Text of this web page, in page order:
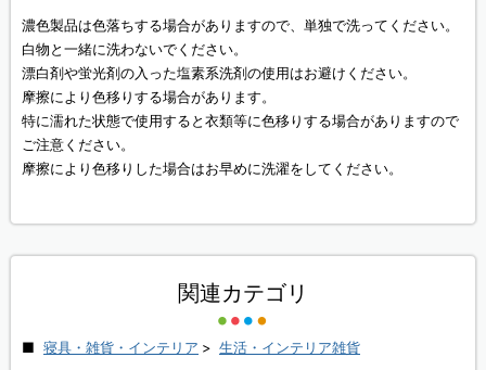
濃色製品は色落ちする場合がありますので、単独で洗ってください。
白物と一緒に洗わないでください。
漂白剤や蛍光剤の入った塩素系洗剤の使用はお避けください。
摩擦により色移りする場合があります。
特に濡れた状態で使用すると衣類等に色移りする場合がありますので
ご注意ください。
摩擦により色移りした場合はお早めに洗濯をしてください。
関連カテゴリ
寝具・雑貨・インテリア > 生活・インテリア雑貨